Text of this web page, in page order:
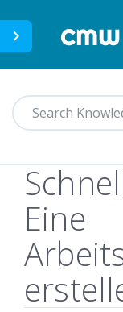
Eine